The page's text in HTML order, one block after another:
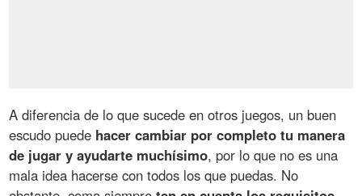
A diferencia de lo que sucede en otros juegos, un buen
escudo puede hacer cambiar por completo tu manera
de jugar y ayudarte muchísimo, por lo que no es una
mala idea hacerse con todos los que puedas. No